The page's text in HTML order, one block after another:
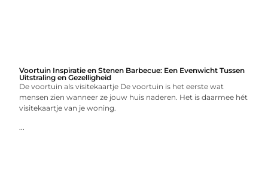
Voortuin Inspiratie en Stenen Barbecue: Een Evenwicht Tussen
Uitstraling en Gezelligheid
De voortuin als visitekaartje De voortuin is het eerste wat
mensen zien wanneer ze jouw huis naderen. Het is daarmee hét
visitekaartje van je woning.
...